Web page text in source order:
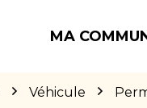
MA
Véhicule